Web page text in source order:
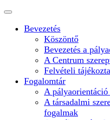
Bevezetés
Köszöntő
Bevezetés a
A Centrum
Felvételi
Fogalomtár
A
A társadalmi
fogalmak